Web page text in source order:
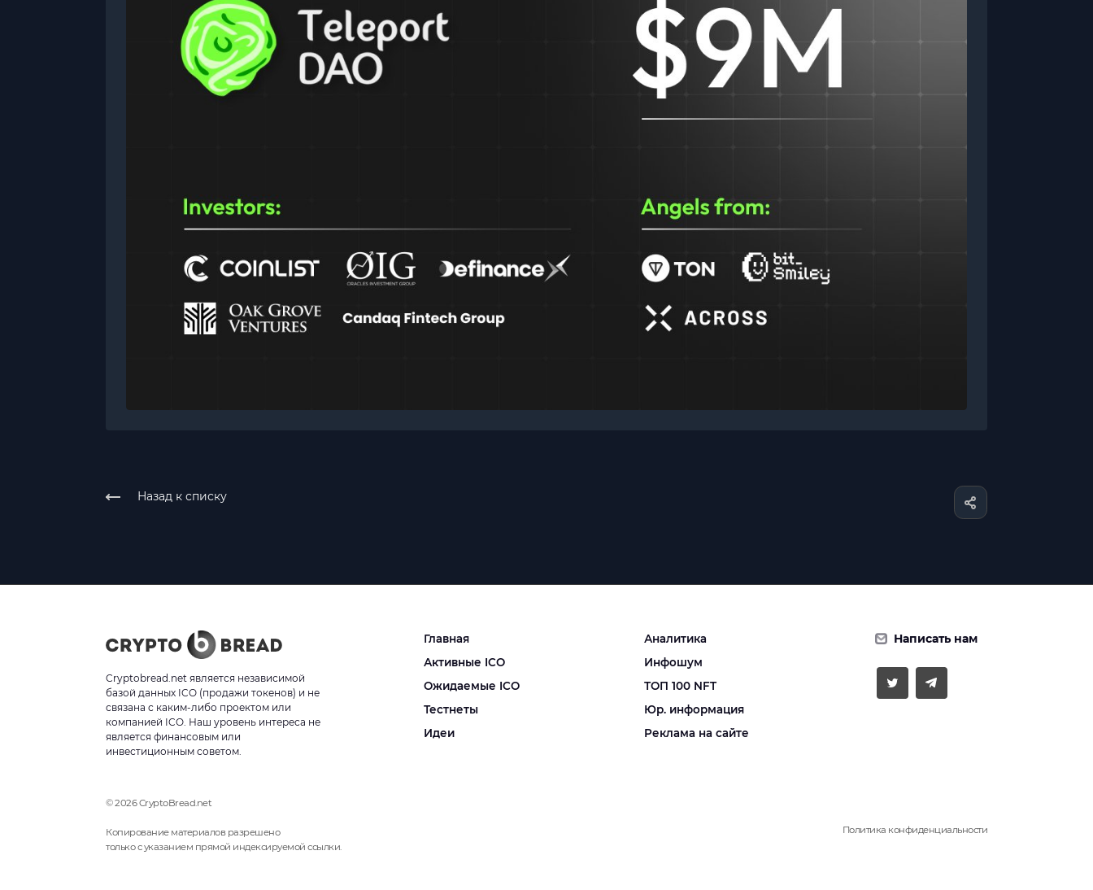
Назад к списку
Cryptobread.net является независимой
базой данных ICO (продажи токенов) и не
связана с каким-либо проектом или
компанией ICO. Наш уровень интереса не
является финансовым или
инвестиционным советом.
Главная
Активные ICO
Ожидаемые ICO
Тестнеты
Идеи
Аналитика
Инфошум
ТОП 100 NFT
Юр. информация
Реклама на сайте
Написать нам
© 2026 CryptoBread.net
Копирование материалов разрешено
только с указанием прямой индексируемой ссылки.
Политика конфиденциальности